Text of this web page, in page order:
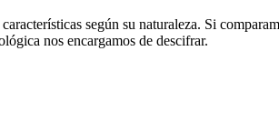
según su naturaleza. Si
nos encargamos de descifrar.